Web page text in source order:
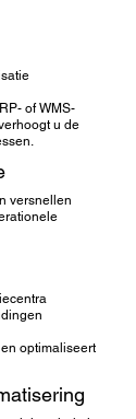
of WMS-
u de
versnellen
optimaliseert